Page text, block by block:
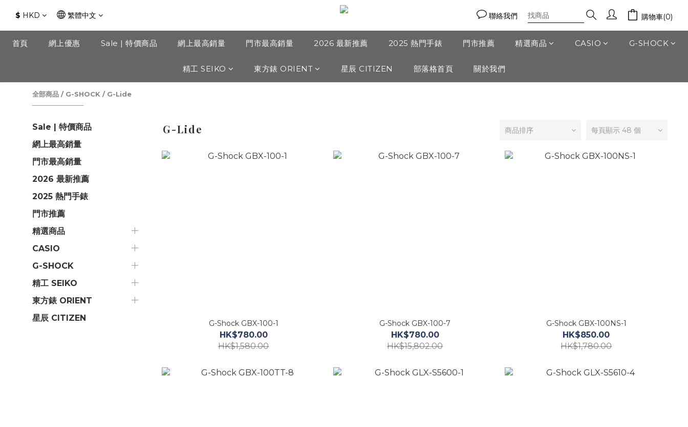
$ HKD 繁體中文 聯絡我們 購物車(0)
首頁 網上優惠 Sale | 特價商品 網上最高銷量 門市最高銷量 2026 最新推薦 2025 熱門手錶 門市推薦 精選商品 CASIO G-SHOCK
精工 SEIKO 東方錶 ORIENT 星辰 CITIZEN 部落格首頁 關於我們
全部商品 / G-SHOCK / G-Lide
Sale | 特價商品
網上最高銷量
門市最高銷量
2026 最新推薦
2025 熱門手錶
門市推薦
精選商品
CASIO
G-SHOCK
精工 SEIKO
東方錶 ORIENT
星辰 CITIZEN
G-Lide 商品排序 每頁顯示 48 個
G-Shock GBX-100-1
HK$780.00
HK$1,580.00
G-Shock GBX-100-7
HK$780.00
HK$15,802.00
G-Shock GBX-100NS-1
HK$850.00
HK$1,780.00